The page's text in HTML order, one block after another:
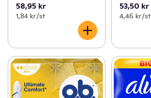
58,95 kr
1,84 kr /st
53,50 kr
4,46 kr /st